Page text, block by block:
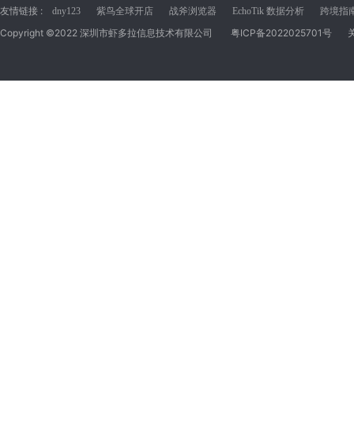
友情链接 : dny123 紫鸟全球开店 战斧浏览器 EchoTik 数据分析 跨境指
Copyright ©2022 深圳市虾多拉信息技术有限公司 粤ICP备2022025701号